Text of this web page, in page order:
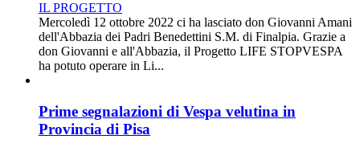
IL PROGETTO
Mercoledì 12 ottobre 2022 ci ha lasciato don Giovanni Amani
dell'Abbazia dei Padri Benedettini S.M. di Finalpia. Grazie a
don Giovanni e all'Abbazia, il Progetto LIFE STOPVESPA
ha potuto operare in Li...
Prime segnalazioni di Vespa velutina in
Provincia di Pisa